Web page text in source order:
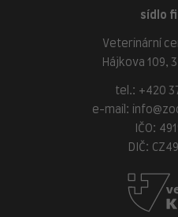
sídlo
Veterinární
Hájkova 109,
tel.: +420
e-mail:
IČO:
DIČ: